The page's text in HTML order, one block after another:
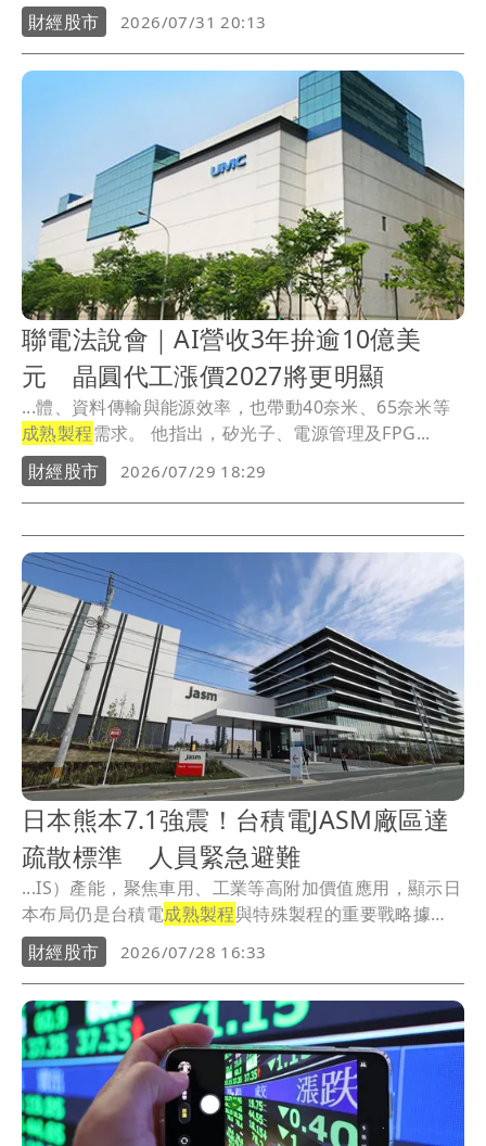
勢。
財經股市 2026/07/31 20:13
聯電法說會｜AI營收3年拚逾10億美
元 晶圓代工漲價2027將更明顯
...體、資料傳輸與能源效率，也帶動40奈米、65奈米等
成熟製程
需求。 他指出，矽光子、電源管理及FPG...
財經股市
2026/07/29 18:29
日本熊本7.1強震！台積電JASM廠區達
疏散標準 人員緊急避難
...IS）產能，聚焦車用、工業等高附加價值應用，顯示日
本布局仍是台積電成熟製程與特殊製程的重要戰略據
點。
財經股市 2026/07/28 16:33